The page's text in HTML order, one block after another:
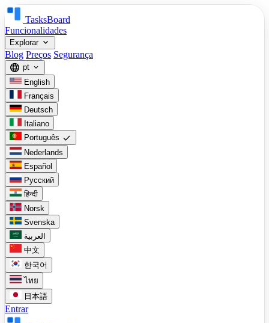
TasksBoard
Funcionalidades
Explorar expand_more
Blog Preços Segurança
language pt expand_more
English
Français
Deutsch
Italiano
Português check
Nederlands
Español
Русский
हिन्दी
Norsk
Svenska
العربية
中文
한국어
ไทย
日本語
Entrar